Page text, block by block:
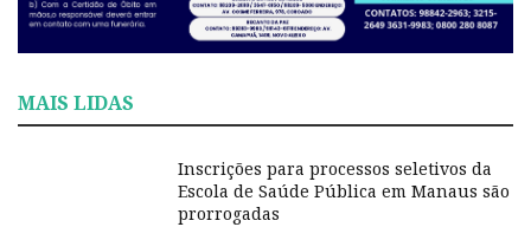
MAIS LIDAS
Inscrições para processos seletivos da
Escola de Saúde Pública em Manaus são
prorrogadas